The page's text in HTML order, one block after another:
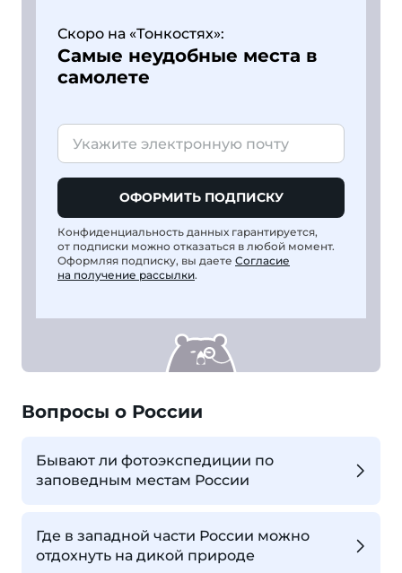
Скоро на «Тонкостях»:
Самые неудобные места в
самолете
ОФОРМИТЬ ПОДПИСКУ
Конфиденциальность данных гарантируется,
от подписки можно отказаться в любой момент.
Оформляя подписку, вы даете Согласие
на получение рассылки.
Вопросы о России
Бывают ли фотоэкспедиции по
заповедным местам России
Где в западной части России можно
отдохнуть на дикой природе